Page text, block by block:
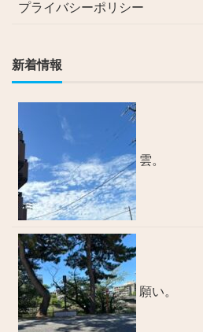
プライバシーポリシー
新着情報
雲。
願い。